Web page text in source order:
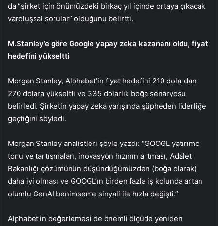
da “şirket için önümüzdeki birkaç yıl içinde ortaya çıkacak
varoluşsal sorular” olduğunu belirtti.
M.Stanley’e göre Google yapay zeka kazananı oldu, fiyat
hedefini yükseltti
Morgan Stanley, Alphabet’in fiyat hedefini 210 dolardan
270 dolara yükseltti ve 335 dolarlık boğa senaryosu
belirledi. Şirketin yapay zeka yarışında şüpheden liderliğe
geçtiğini söyledi.
Morgan Stanley analistleri şöyle yazdı: “GOOGL yatırımcı
tonu ve tartışmaları, inovasyon hızının artması, Adalet
Bakanlığı çözümünün düşündüğümüzden (boğa olarak)
daha iyi olması ve GOOGL’ın birden fazla iş kolunda artan
olumlu GenAI benimseme sinyali ile hızla değişti.”
Alphabet’in değerlemesi de önemli ölçüde yeniden